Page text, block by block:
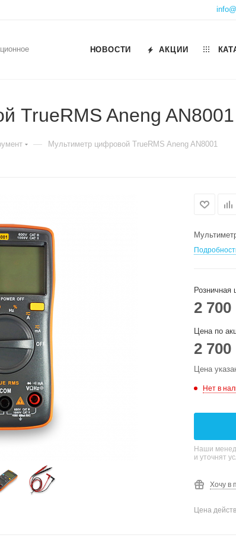
НОВОСТИ АКЦИИ
TrueRMS Aneng AN8001
— Мультиметр цифровой TrueRMS Aneng AN8001
Розничная
2 700
Цена по
2 700
Цена
Нет в
Наши
и уточнят
Хочу в
Цена